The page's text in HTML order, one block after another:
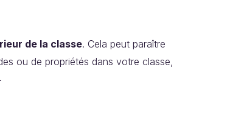
de la classe. Cela peut paraître
ou de propriétés dans votre classe,